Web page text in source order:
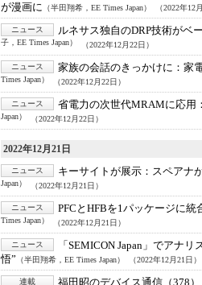
が漫画に （半田翔希，EE Times Japan） （2022年12
ニュース ルネサス独自のDRP技術がベ
子，EE Times Japan） （2022年12月22日）
ニュース 家族の会話のきっかけに： 家
Times Japan） （2022年12月22日）
ニュース 省電力の次世代MRAMに応用：
Japan） （2022年12月22日）
2022年12月21日
ニュース キーサイトが展示： スペアナ
Japan） （2022年12月21日）
ニュース PFCとHFBを1パッケージに統
Times Japan） （2022年12月21日）
ニュース 「SEMICON Japan」でアナリ
悟” （半田翔希，EE Times Japan） （2022年12月21日）
連載 福田昭のデバイス通信（378